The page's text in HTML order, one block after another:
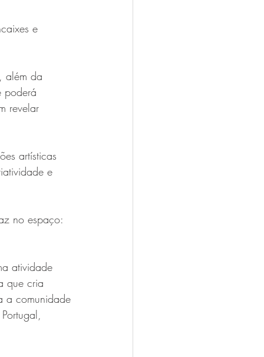
e
além da
poderá
revelar
artísticas
e
no espaço:
atividade
que cria
a comunidade